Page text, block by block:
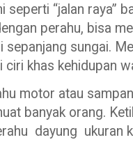
seperti “jalan raya”
perahu, bisa
sepanjang sungai.
ciri khas kehidupan
motor atau
banyak orang.
dayung ukuran